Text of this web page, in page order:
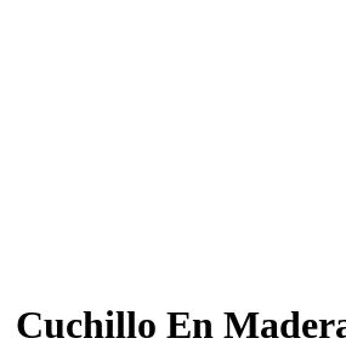
Cuchillo En